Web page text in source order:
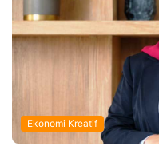
Ekonomi Kreatif